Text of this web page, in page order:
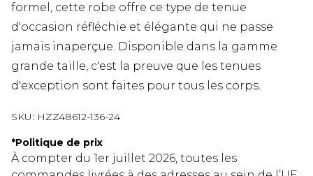
formel, cette robe offre ce type de tenue
d'occasion réfléchie et élégante qui ne passe
jamais inaperçue. Disponible dans la gamme
grande taille, c'est la preuve que les tenues
d'exception sont faites pour tous les corps.
SKU: HZZ48612-136-24
*Politique de prix
À compter du 1er juillet 2026, toutes les